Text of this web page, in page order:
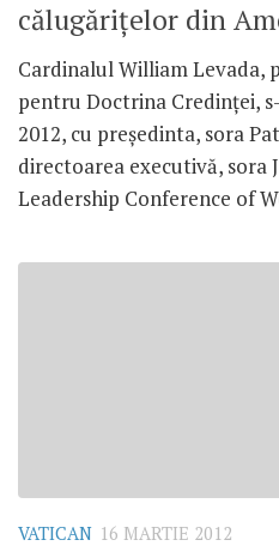
călugăriţelor din
Cardinalul William Levada,
pentru Doctrina Credinţei,
2012, cu preşedinta, sora
directoarea executivă, sora
Leadership Conference of
VATICAN 16 MARTIE 2012